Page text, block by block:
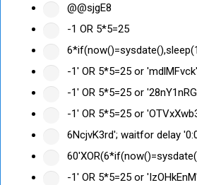
@@sjgE8
-1 OR 5*5=25
-1' OR 5*5=25 or
-1' OR 5*5=25 or
-1' OR 5*5=25 or
6NcjvK3rd'; waitfor delay
-1' OR 5*5=25 or